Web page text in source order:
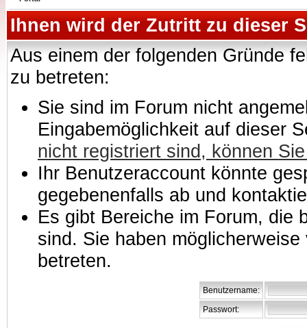
Ihnen wird der Zutritt zu dieser
Aus einem der folgenden Gründe
zu betreten:
Sie sind im Forum nicht
Eingabemöglichkeit auf dieser
nicht registriert sind, können
Ihr Benutzeraccount könnte
gegebenenfalls ab und
Es gibt Bereiche im Forum, die
sind. Sie haben
betreten.
Benutzername:
Passwort: